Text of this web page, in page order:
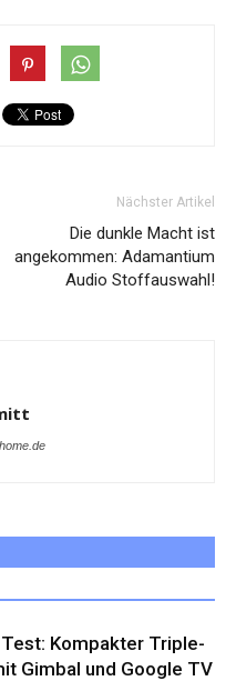
Nächster Artikel
Die dunkle Macht ist
angekommen: Adamantium
Audio Stoffauswahl!
Kompakter Triple-
Gimbal und Google TV